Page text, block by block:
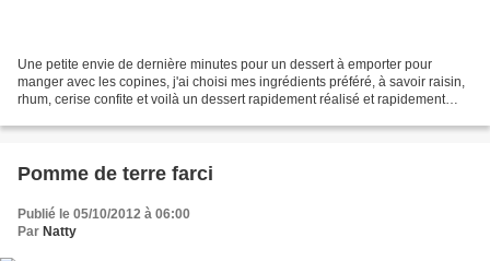
Une petite envie de dernière minutes pour un dessert à emporter pour
manger avec les copines, j'ai choisi mes ingrédients préféré, à savoir raisin,
rhum, cerise confite et voilà un dessert rapidement réalisé et rapidement
Pomme de terre farci
Publié le 05/10/2012 à 06:00
Par Natty